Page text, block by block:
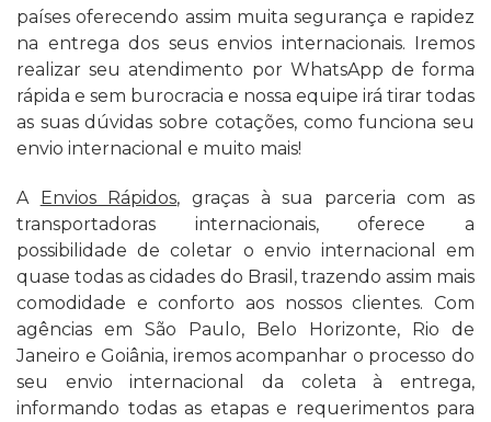
países oferecendo assim muita segurança e rapidez
na entrega dos seus envios internacionais. Iremos
realizar seu atendimento por WhatsApp de forma
rápida e sem burocracia e nossa equipe irá tirar todas
as suas dúvidas sobre cotações, como funciona seu
envio internacional e muito mais!
A Envios Rápidos, graças à sua parceria com as
transportadoras internacionais, oferece a
possibilidade de coletar o envio internacional em
quase todas as cidades do Brasil, trazendo assim mais
comodidade e conforto aos nossos clientes. Com
agências em São Paulo, Belo Horizonte, Rio de
Janeiro e Goiânia, iremos acompanhar o processo do
seu envio internacional da coleta à entrega,
informando todas as etapas e requerimentos para